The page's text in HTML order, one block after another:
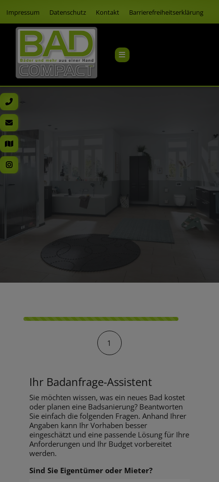
Impressum Datenschutz Kontakt Barrierefreiheitserklärung
Kontaktformular-Fortschritt
1
Ihr Badanfrage-Assistent
Sie möchten wissen, was ein neues Bad kostet
oder planen eine Badsanierung? Beantworten
Sie einfach die folgenden Fragen. Anhand Ihrer
Angaben kann Ihr Vorhaben besser
eingeschätzt und eine passende Lösung für Ihre
Anforderungen und Ihr Budget vorbereitet
werden.
Sind Sie Eigentümer oder Mieter?